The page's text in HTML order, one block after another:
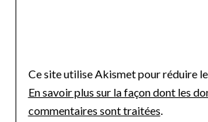
Ce site utilise Akismet pour réduire
En savoir plus sur la façon dont les
commentaires sont traitées